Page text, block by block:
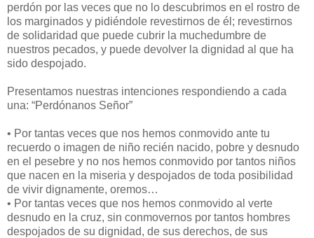
perdón por las veces que no lo descubrimos en el rostro de
los marginados y pidiéndole revestirnos de él; revestirnos
de solidaridad que puede cubrir la muchedumbre de
nuestros pecados, y puede devolver la dignidad al que ha
sido despojado.
Presentamos nuestras intenciones respondiendo a cada
una: “Perdónanos Señor”
• Por tantas veces que nos hemos conmovido ante tu
recuerdo o imagen de niño recién nacido, pobre y desnudo
en el pesebre y no nos hemos conmovido por tantos niños
que nacen en la miseria y despojados de toda posibilidad
de vivir dignamente, oremos…
• Por tantas veces que nos hemos conmovido al verte
desnudo en la cruz, sin conmovernos por tantos hombres
despojados de su dignidad, de sus derechos, de sus